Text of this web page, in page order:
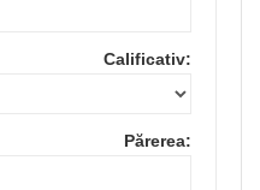
Calificativ:
Părerea: